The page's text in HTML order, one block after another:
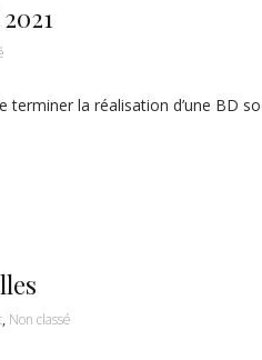
terminer la réalisation d’une BD
, Non classé